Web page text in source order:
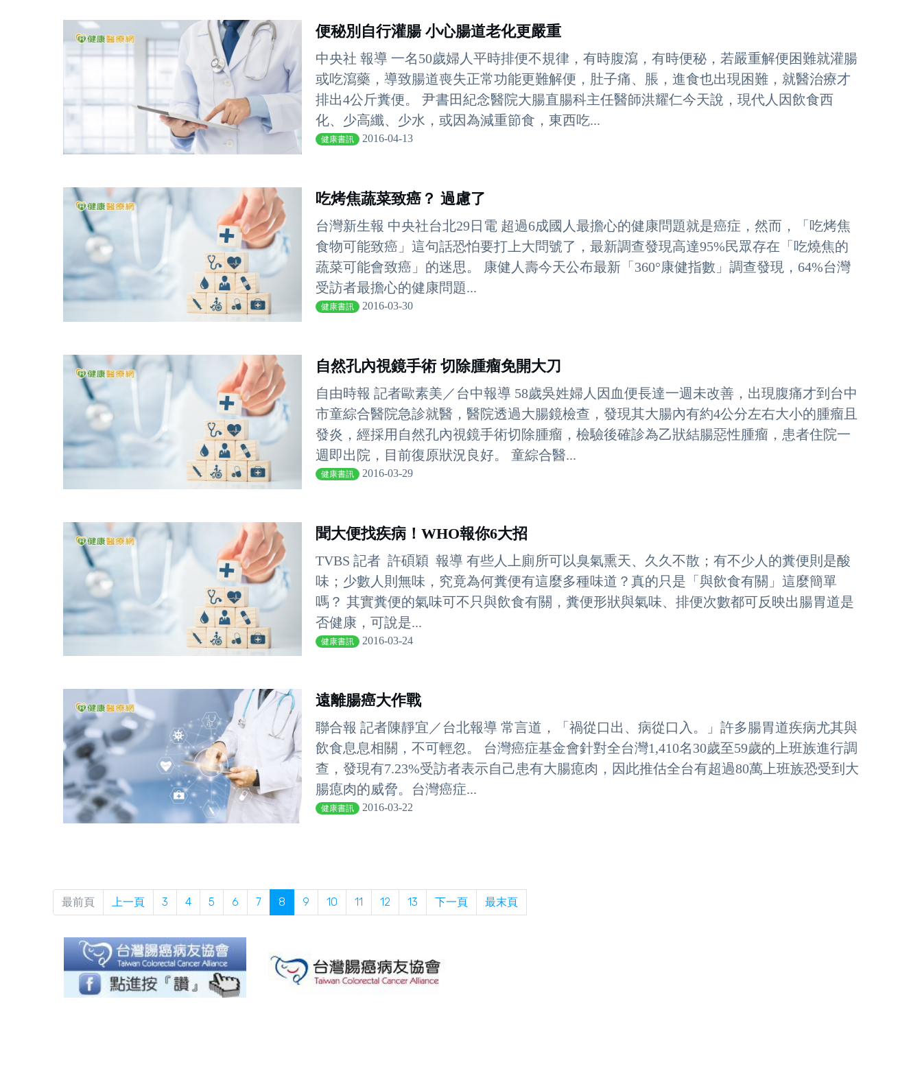
便秘別自行灌腸 小心腸道老化更嚴重
中央社 報導 一名50歲婦人平時排便不規律，有時腹瀉，有時便秘，若嚴重解便困難就灌腸
或吃瀉藥，導致腸道喪失正常功能更難解便，肚子痛、脹，進食也出現困難，就醫治療才
排出4公斤糞便。 尹書田紀念醫院大腸直腸科主任醫師洪耀仁今天說，現代人因飲食西
化、少高纖、少水，或因為減重節食，東西吃...
健康書訊 2016-04-13
吃烤焦蔬菜致癌？ 過慮了
台灣新生報 中央社台北29日電 超過6成國人最擔心的健康問題就是癌症，然而，「吃烤焦
食物可能致癌」這句話恐怕要打上大問號了，最新調查發現高達95%民眾存在「吃燒焦的
蔬菜可能會致癌」的迷思。 康健人壽今天公布最新「360°康健指數」調查發現，64%台灣
受訪者最擔心的健康問題...
健康書訊 2016-03-30
自然孔內視鏡手術 切除腫瘤免開大刀
自由時報 記者歐素美／台中報導 58歲吳姓婦人因血便長達一週未改善，出現腹痛才到台中
市童綜合醫院急診就醫，醫院透過大腸鏡檢查，發現其大腸內有約4公分左右大小的腫瘤且
發炎，經採用自然孔內視鏡手術切除腫瘤，檢驗後確診為乙狀結腸惡性腫瘤，患者住院一
週即出院，目前復原狀況良好。 童綜合醫...
健康書訊 2016-03-29
聞大便找疾病！WHO報你6大招
TVBS 記者 許碩穎 報導 有些人上廁所可以臭氣熏天、久久不散；有不少人的糞便則是酸
味；少數人則無味，究竟為何糞便有這麼多種味道？真的只是「與飲食有關」這麼簡單
嗎？ 其實糞便的氣味可不只與飲食有關，糞便形狀與氣味、排便次數都可反映出腸胃道是
否健康，可說是...
健康書訊 2016-03-24
遠離腸癌大作戰
聯合報 記者陳靜宜／台北報導 常言道，「禍從口出、病從口入。」許多腸胃道疾病尤其與
飲食息息相關，不可輕忽。 台灣癌症基金會針對全台灣1,410名30歲至59歲的上班族進行調
查，發現有7.23%受訪者表示自己患有大腸瘜肉，因此推估全台有超過80萬上班族恐受到大
腸瘜肉的威脅。台灣癌症...
健康書訊 2016-03-22
最前頁 上一頁 3 4 5 6 7 8 9 10 11 12 13 下一頁 最末頁